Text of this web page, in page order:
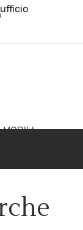
MOBILI